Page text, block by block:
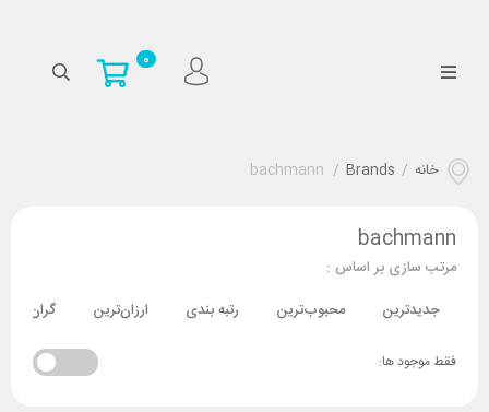
0
خانه /
Brands
/
bachmann
bachmann
مرتب سازی بر اساس :
جدیدترین
محبوب‌ترین رتبه بندی ارزان‌ترین گران‌ترین
فقط موجود ها: